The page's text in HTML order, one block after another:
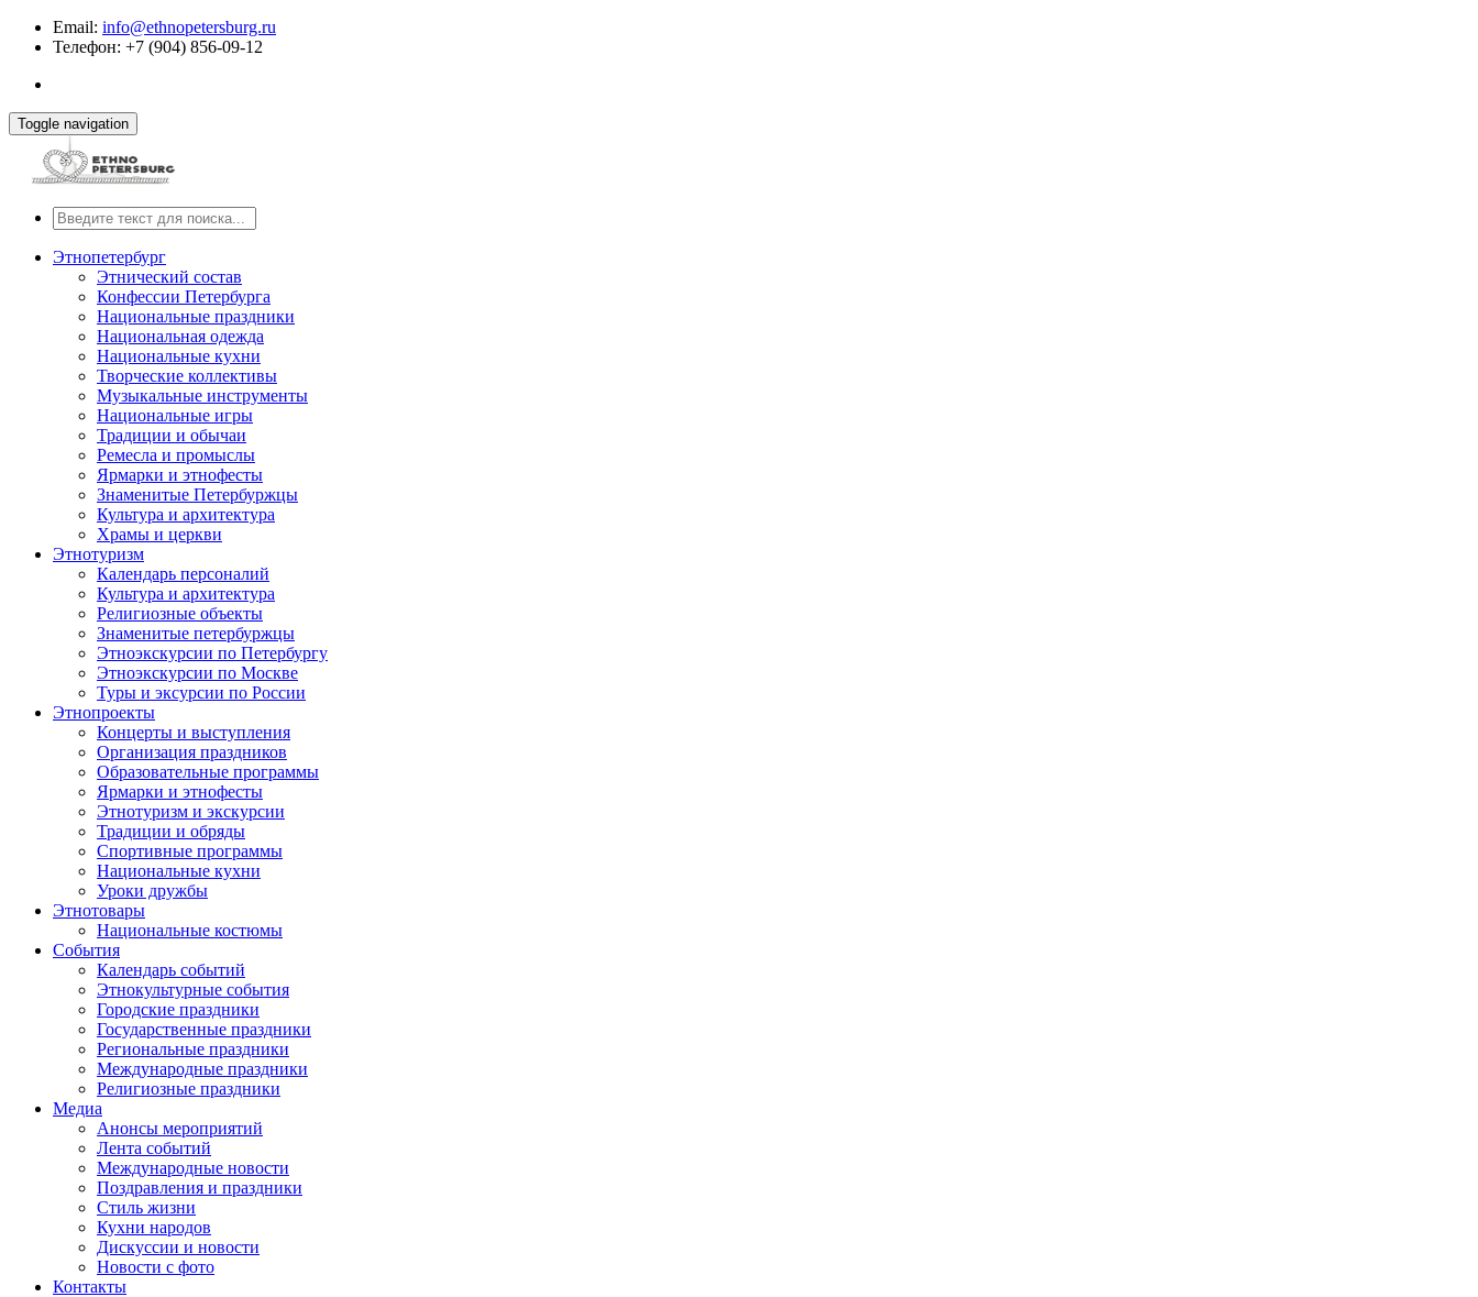
Email: info@ethnopetersburg.ru
Телефон: +7 (904) 856-09-12
Toggle navigation
Этнопетербург
Этнический состав
Конфессии Петербурга
Национальные праздники
Национальная одежда
Национальные кухни
Творческие коллективы
Музыкальные инструменты
Национальные игры
Традиции и обычаи
Ремесла и промыслы
Ярмарки и этнофесты
Знаменитые Петербуржцы
Культура и архитектура
Храмы и церкви
Этнотуризм
Календарь персоналий
Культура и архитектура
Религиозные объекты
Знаменитые петербуржцы
Этноэкскурсии по Петербургу
Этноэкскурсии по Москве
Туры и эксурсии по России
Этнопроекты
Концерты и выступления
Организация праздников
Образовательные программы
Ярмарки и этнофесты
Этнотуризм и экскурсии
Традиции и обряды
Спортивные программы
Национальные кухни
Уроки дружбы
Этнотовары
Национальные костюмы
События
Календарь событий
Этнокультурные события
Городские праздники
Государственные праздники
Региональные праздники
Международные праздники
Религиозные праздники
Медиа
Анонсы мероприятий
Лента событий
Международные новости
Поздравления и праздники
Cтиль жизни
Кухни народов
Дискуссии и новости
Новости с фото
Контакты